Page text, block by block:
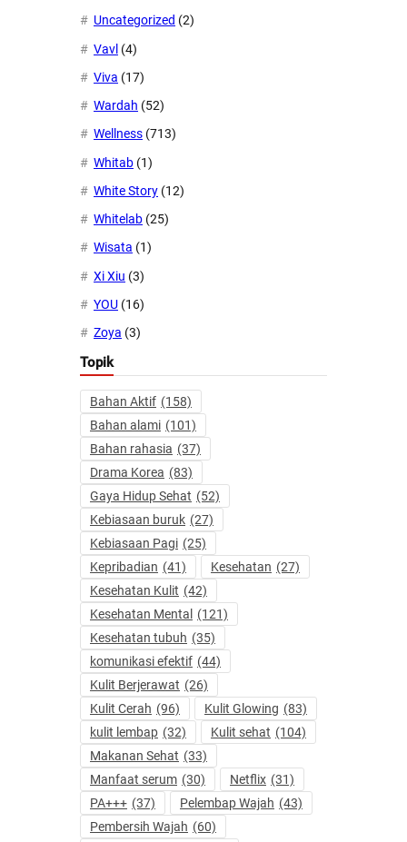
Uncategorized (2)
Vavl (4)
Viva (17)
Wardah (52)
Wellness (713)
Whitab (1)
White Story (12)
Whitelab (25)
Wisata (1)
Xi Xiu (3)
YOU (16)
Zoya (3)
Topik
Bahan Aktif (158)
Bahan alami (101)
Bahan rahasia (37)
Drama Korea (83)
Gaya Hidup Sehat (52)
Kebiasaan buruk (27)
Kebiasaan Pagi (25)
Kepribadian (41) Kesehatan (27)
Kesehatan Kulit (42)
Kesehatan Mental
(121)
Kesehatan tubuh (35)
komunikasi efektif (44)
Kulit Berjerawat (26)
Kulit Cerah (96) Kulit Glowing (83)
kulit lembap (32) Kulit sehat (104)
Makanan Sehat (33)
Manfaat serum (30) Netflix (31)
PA+++ (37) Pelembap Wajah (43)
Pembersih Wajah (60)